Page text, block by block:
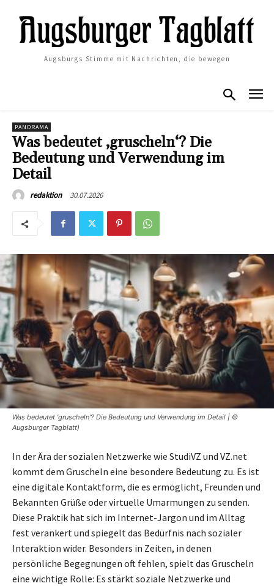
Augsburgs Stimme mit Nachrichten, die bewegen
PANORAMA
Was bedeutet ‚gruscheln‘? Die
Bedeutung und Verwendung im
Detail
redaktion 30.07.2026
Was bedeutet 'gruscheln'? Die Bedeutung und Verwendung im Detail | ©
Augsburger Tagblatt)
In der Ära der sozialen Netzwerke wie StudiVZ und VZ.net
kommt dem Gruscheln eine besondere Bedeutung zu. Es ist
eine digitale Kontaktform, die es ermöglicht, Freunden und
Bekannten Grüße oder virtuelle Umarmungen zu senden.
Diese Praktik hat sich im Internet-Jargon und im Alltag
fest verankert und spiegelt das Bedürfnis nach sozialer
Interaktion wider. Besonders in Zeiten, in denen
persönliche Begegnungen oft fehlen, spielt das Gruscheln
eine wichtige Rolle: Es stärkt soziale Netzwerke und